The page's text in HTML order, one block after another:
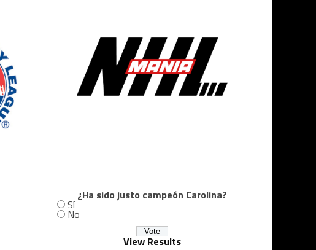
¿Ha sido justo campeón Carolina?
Sí
No
View Results